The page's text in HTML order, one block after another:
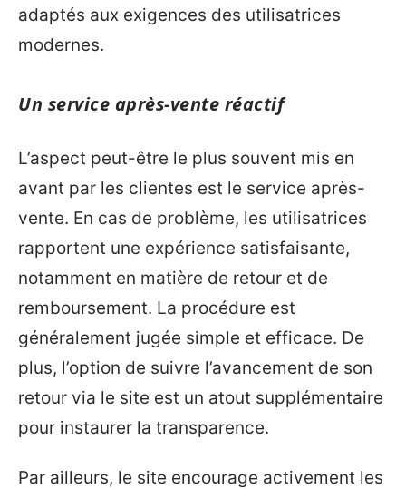
adaptés aux exigences des utilisatrices
modernes.
Un service après-vente réactif
L’aspect peut-être le plus souvent mis en
avant par les clientes est le service après-
vente. En cas de problème, les utilisatrices
rapportent une expérience satisfaisante,
notamment en matière de retour et de
remboursement. La procédure est
généralement jugée simple et efficace. De
plus, l’option de suivre l’avancement de son
retour via le site est un atout supplémentaire
pour instaurer la transparence.
Par ailleurs, le site encourage activement les